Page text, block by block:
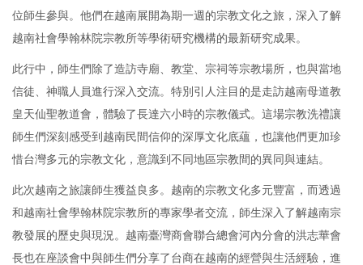
位師生參與。他們在越南展開為期一週的宗教文化之旅，深入了解
越南社會學翰林院宗教所等學術研究機構的最新研究成果。
此行中，師生們除了造訪寺廟、教堂、宗祠等宗教場所，也與當地
信徒、神職人員進行深入交流。特別引人注目的是走訪越南母道教
皇天仙聖教道會，體驗了長達六小時的宗教儀式。這場宗教洗禮讓
師生們深刻感受到越南民間信仰的深厚文化底蘊，也讓他們更加珍
惜台灣多元的宗教文化，意識到不同地區宗教間的異同與連結。
此次越南之旅讓師生獲益良多。越南的宗教文化多元豐富，而透過
和越南社會學翰林院宗教所的專家學者交流，師生深入了解越南宗
教發展的歷史與現況。越南臺灣商會聯合總會河內分會的洪志華會
長也在座談會中與師生們分享了台商在越南的經營與生活經驗，進